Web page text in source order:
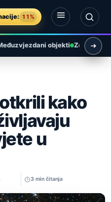
11%
objekti Zemlja i
kako
u
3 min čitanja